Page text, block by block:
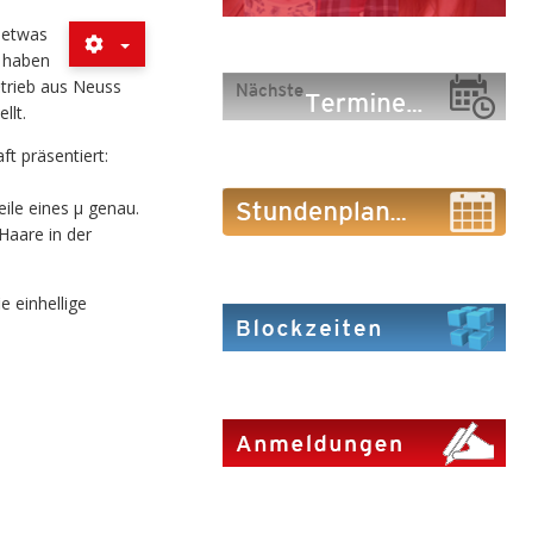
aus Neuss
präsentiert:
eines µ genau.
in der
einhellige